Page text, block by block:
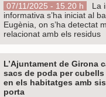
07/11/2025 - 15.20 h
La
informativa s’ha iniciat al
Eugènia, on s’ha detectat
relacionat amb els residus
L’Ajuntament de Girona
sacs de poda per cubells
en els habitatges amb
porta